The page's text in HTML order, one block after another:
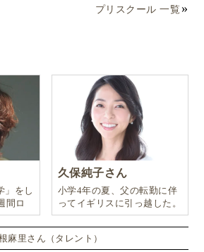
プリスクール 一覧
」をし
間ロ
ルに通
り、
久保純子さん
小学4年の夏、父の転勤に伴
ってイギリスに引っ越した。
麻里さん（タレント）